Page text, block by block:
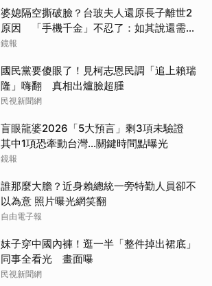
婆媳隔空撕破臉？台玻夫人還原長子離世2
原因 「手機千金」不忍了：如其說還需要
離開嗎？
鏡報
國民黨要傻眼了！見柯志恩民調「追上賴瑞
隆」嗨翻 真相出爐臉超腫
民視新聞網
盲眼龍婆2026「5大預言」剩3項未驗證
其中1項恐牽動台灣...關鍵時間點曝光
鏡報
誰那麼大膽？近身賴總統一旁特勤人員卻不
以為意 照片曝光網笑翻
自由電子報
妹子穿中國內褲！逛一半「整件掉出裙底」
同事全看光 畫面曝
民視新聞網